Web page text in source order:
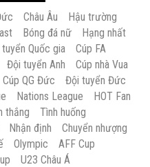
Châu Âu
Hậu trường
Bóng đá nữ
Hạng nhất
Quốc gia
Cúp FA
Đội tuyển Anh
Cúp nhà Vua
Cúp QG Đức
Đội tuyển Đức
Nations League
HOT Fan
thắng
Tình huống
Nhận định
Chuyển nhượng
Olympic
AFF Cup
U23 Châu Á